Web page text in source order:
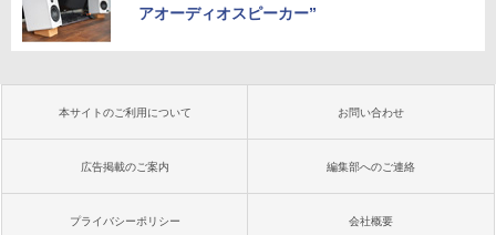
アオーディオスピーカー”
本サイトのご利用について お問い合わせ
広告掲載のご案内 編集部へのご連絡
プライバシーポリシー 会社概要